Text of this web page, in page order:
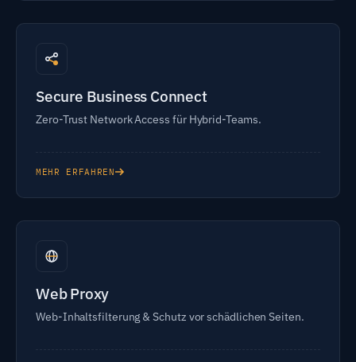
Secure Business Connect
Zero-Trust Network Access für Hybrid-Teams.
MEHR ERFAHREN
Web Proxy
Web-Inhaltsfilterung & Schutz vor schädlichen Seiten.